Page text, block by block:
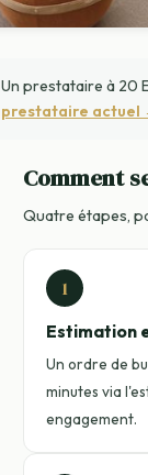
Un prestataire à 20
prestataire actuel
Comment
Quatre étapes,
1
Estimation
Un ordre de
minutes via
engagement.